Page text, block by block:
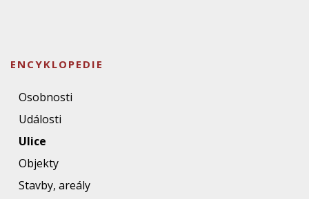
ENCYKLOPEDIE
Osobnosti
Události
Ulice
Objekty
Stavby, areály